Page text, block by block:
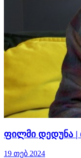
ფილმი დედუნა |
19 თებ 2024